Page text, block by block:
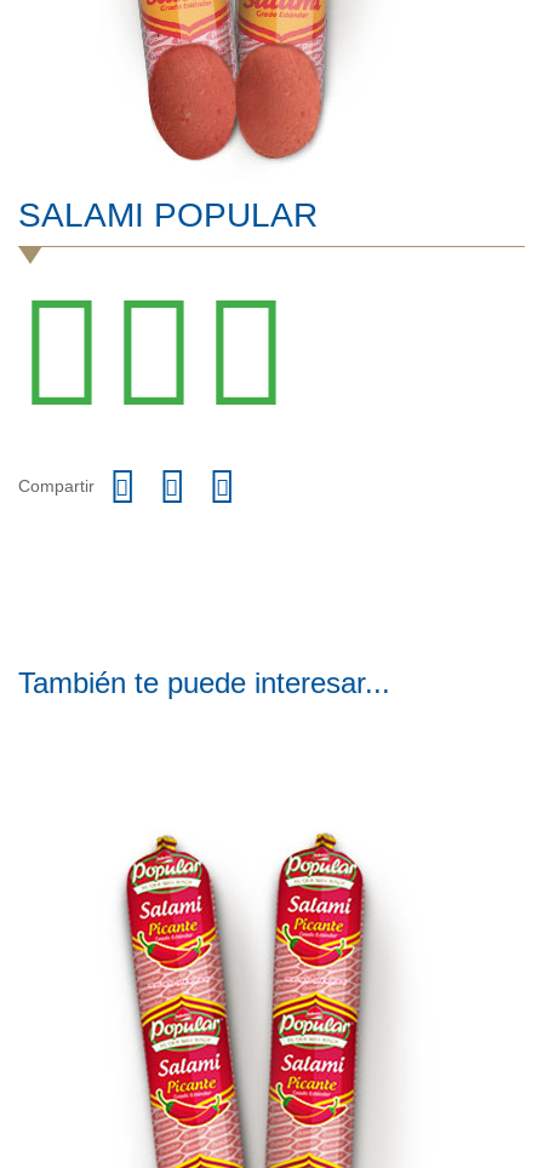
SALAMI POPULAR
Compartir
También te puede interesar...